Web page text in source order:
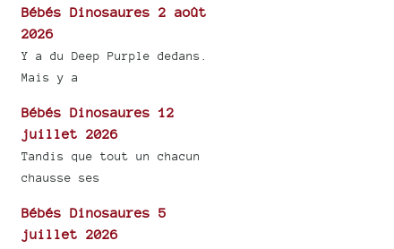
Bébés Dinosaures 2 août
2026
Y a du Deep Purple dedans.
Mais y a
Bébés Dinosaures 12
juillet 2026
Tandis que tout un chacun
chausse ses
Bébés Dinosaures 5
juillet 2026